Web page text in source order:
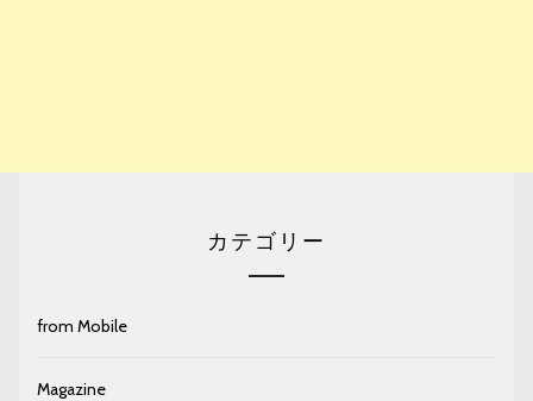
カテゴリー
from Mobile
Magazine